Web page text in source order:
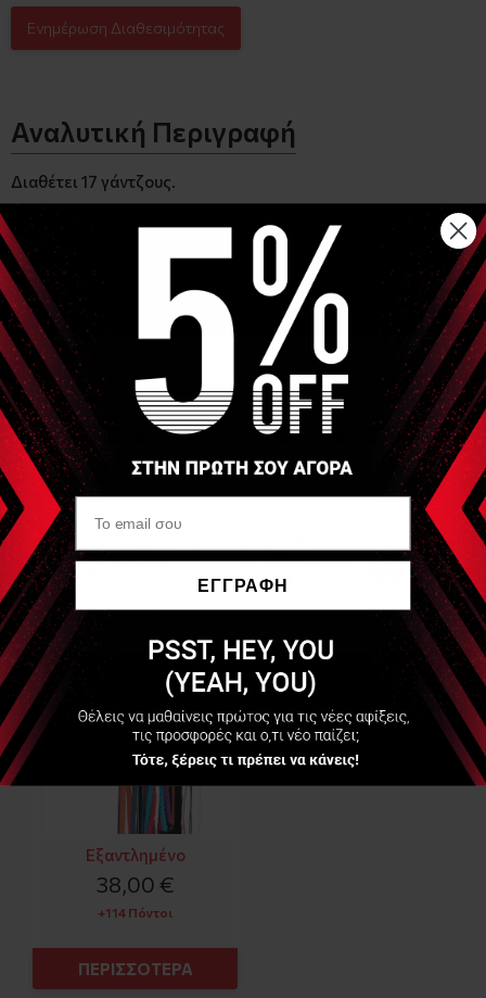
Ενημέρωση Διαθεσιμότητας
Αναλυτική Περιγραφή
Διαθέτει 17 γάντζους.
Περιλαμβάνονται 4 βίδες στερέωσης
. • Μήκος (cm) ~ 60.00
• Πλάτος (cm) ~ 12.00
• Ύψος (Cm) ~ 10.00
• Βάρος (kg) ~ 2.00
• Χρώμα Μαύρο
Είδες Πρόσφατα
SVELTUS
Βάση για σχοινιά
ιμάντες λάστιχα
Εξαντλημένο
38,00 €
+114 Πόντοι
ΠΕΡΙΣΣΟΤΕΡΑ
ΝΈΟ
ΕΓΓΡΑΦΗ